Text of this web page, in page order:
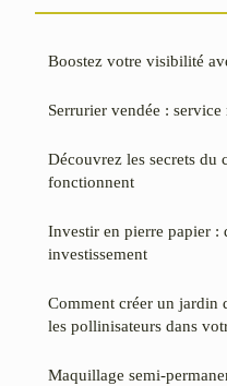
Boostez votre visibilité
Serrurier vendée :
Découvrez les secrets
fonctionnent
Investir en pierre papier :
investissement
Comment créer un jardin
les pollinisateurs dans
Maquillage semi-